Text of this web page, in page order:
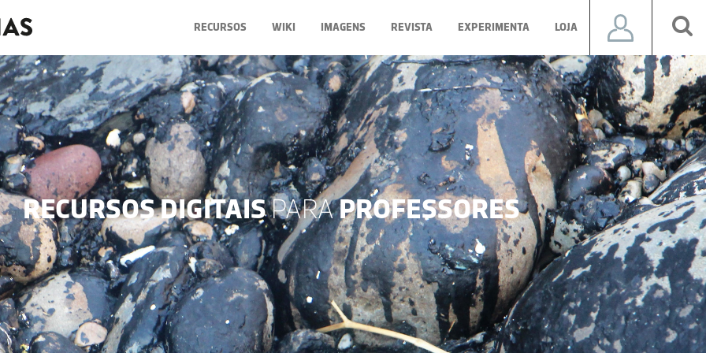
RECURSOS WIKI IMAGENS REVISTA EXPERIMENTA LOJA
RECURSOS DIGITAISPARAPROFESSORES